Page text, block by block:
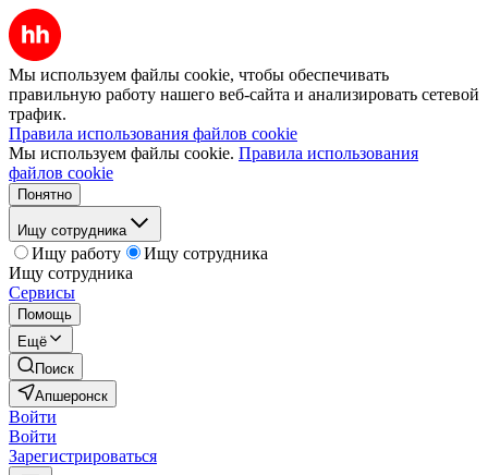
Мы используем файлы cookie, чтобы обеспечивать
правильную работу нашего веб-сайта и анализировать сетевой
трафик.
Правила использования файлов cookie
Мы используем файлы cookie. Правила использования
файлов cookie
Понятно
Ищу сотрудника
Ищу работу
Ищу сотрудника
Ищу сотрудника
Сервисы
Помощь
Ещё
Поиск
Апшеронск
Войти
Войти
Зарегистрироваться